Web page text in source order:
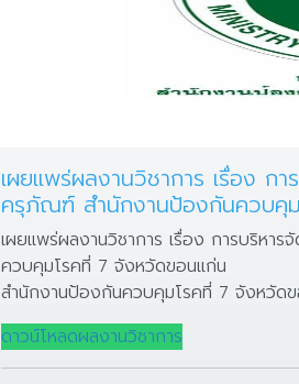
เผยแพร่ผลงานวิชาการ เรื่อง ก
ครุภัณฑ์ สำนักงานป้องกันควบคุ
เผยแพร่ผลงานวิชาการ เรื่อง การบริห
ควบคุมโรคที่ 7 จังหวัดขอนแก่น
สำนักงานป้องกันควบคุมโรคที่ 7 จังหวัด
ดาวน์โหลดผลงานวิชาการ